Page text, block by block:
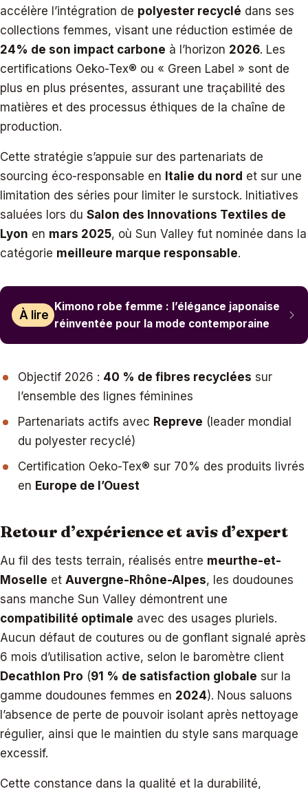
accélère l’intégration de polyester recyclé dans ses
collections femmes, visant une réduction estimée de
24% de son impact carbone à l’horizon 2026. Les
certifications Oeko-Tex® ou « Green Label » sont de
plus en plus présentes, assurant une traçabilité des
matières et des processus éthiques de la chaîne de
production.
Cette stratégie s’appuie sur des partenariats de
sourcing éco-responsable en Italie du nord et sur une
limitation des séries pour limiter le surstock. Initiatives
saluées lors du Salon des Innovations Textiles de
Lyon en mars 2025, où Sun Valley fut nominée dans la
catégorie meilleure marque responsable.
À lire
Kimono robe femme : l’élégance japonaise
réinventée pour la mode contemporaine
Objectif 2026 : 40 % de fibres recyclées sur
l’ensemble des lignes féminines
Partenariats actifs avec Repreve (leader mondial
du polyester recyclé)
Certification Oeko-Tex® sur 70% des produits livrés
en Europe de l’Ouest
Retour d’expérience et avis d’expert
Au fil des tests terrain, réalisés entre meurthe-et-
Moselle et Auvergne-Rhône-Alpes, les doudounes
sans manche Sun Valley démontrent une
compatibilité optimale avec des usages pluriels.
Aucun défaut de coutures ou de gonflant signalé après
6 mois d’utilisation active, selon le baromètre client
Decathlon Pro (91 % de satisfaction globale sur la
gamme doudounes femmes en 2024). Nous saluons
l’absence de perte de pouvoir isolant après nettoyage
régulier, ainsi que le maintien du style sans marquage
excessif.
Cette constance dans la qualité et la durabilité,